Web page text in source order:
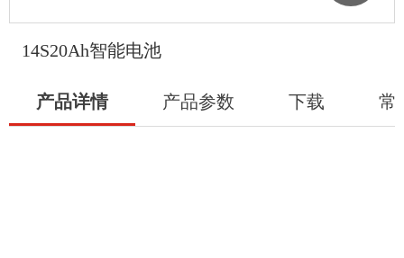
14S20Ah智能电池
产品详情 产品参数 下载 常